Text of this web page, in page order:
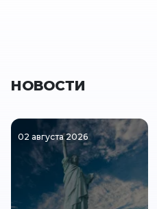
НОВОСТИ
02 августа 2026